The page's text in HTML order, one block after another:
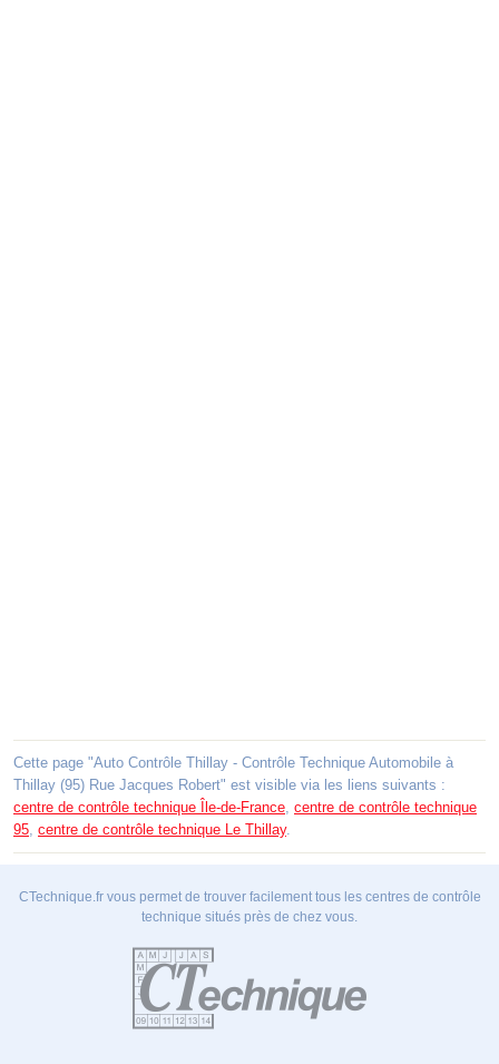
Cette page "Auto Contrôle Thillay - Contrôle Technique Automobile à
Thillay (95) Rue Jacques Robert" est visible via les liens suivants :
centre de contrôle technique Île-de-France, centre de contrôle technique
95, centre de contrôle technique Le Thillay.
CTechnique.fr vous permet de trouver facilement tous les centres de contrôle
technique situés près de chez vous.